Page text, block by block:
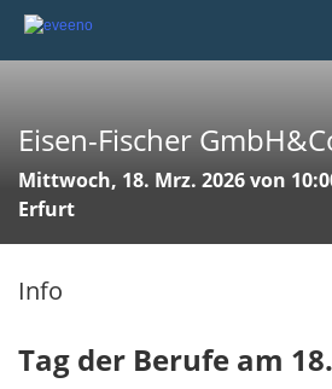
Eisen-Fischer
Mittwoch, 18. Mrz. 2026 von
Erfurt
Info
Tag der Berufe am